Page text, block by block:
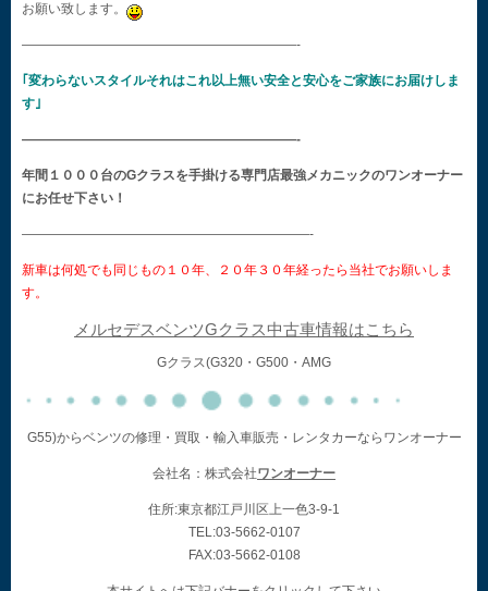
お願い致します。
—————————————————————-
｢変わらないスタイルそれはこれ以上無い安全と安心をご家族にお届けしま
す｣
—————————————————————-
年間１０００台のGクラスを手掛ける専門店最強メカニックのワンオーナー
にお任せ下さい！
——————————————————————-
新車は何処でも同じもの１０年、２０年３０年経ったら当社でお願いしま
す。
メルセデスベンツGクラス中古車情報はこちら
Gクラス(G320・G500・AMG
G55)からベンツの修理・買取・輸入車販売・レンタカーならワンオーナー
会社名：株式会社ワンオーナー
住所:東京都江戸川区上一色3-9-1
TEL:03-5662-0107
FAX:03-5662-0108